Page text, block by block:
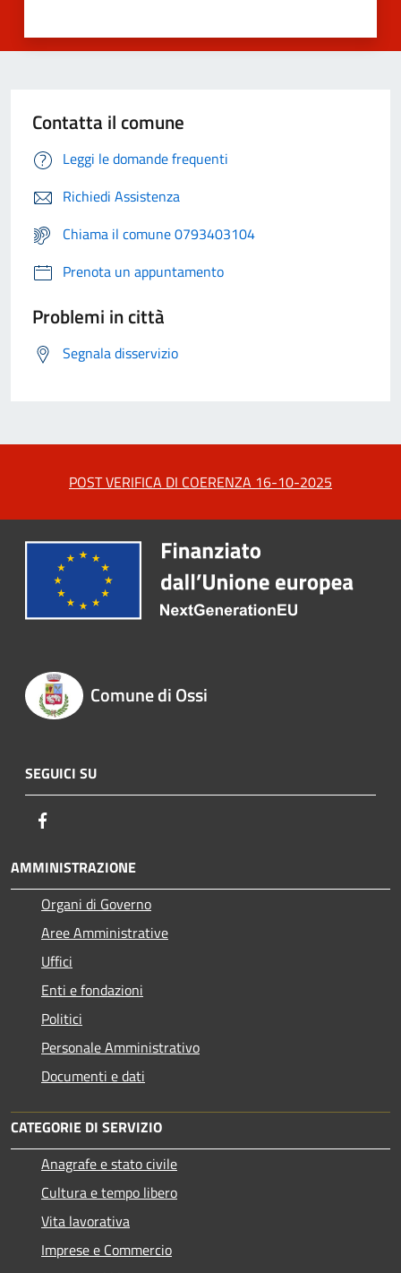
Contatta il comune
Leggi le domande frequenti
Richiedi Assistenza
Chiama il comune 0793403104
Prenota un appuntamento
Problemi in città
Segnala disservizio
POST VERIFICA DI COERENZA 16-10-2025
Comune di Ossi
SEGUICI SU
AMMINISTRAZIONE
Organi di Governo
Aree Amministrative
Uffici
Enti e fondazioni
Politici
Personale Amministrativo
Documenti e dati
CATEGORIE DI SERVIZIO
Anagrafe e stato civile
Cultura e tempo libero
Vita lavorativa
Imprese e Commercio